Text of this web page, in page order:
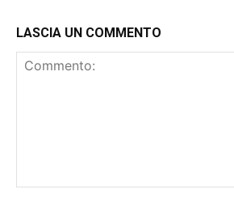
LASCIA UN COMMENTO